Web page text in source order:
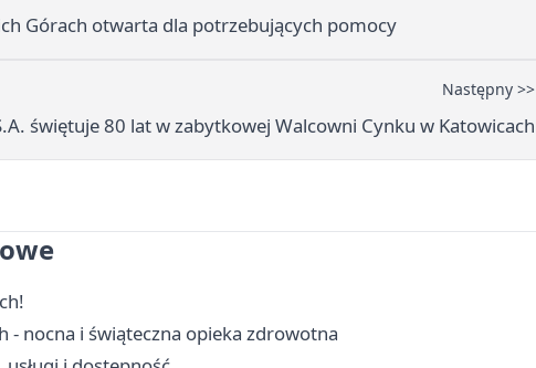
Górach otwarta dla potrzebujących pomocy
Następny >>
świętuje 80 lat w zabytkowej Walcowni Cynku w Katowicach
- nocna i świąteczna opieka zdrowotna